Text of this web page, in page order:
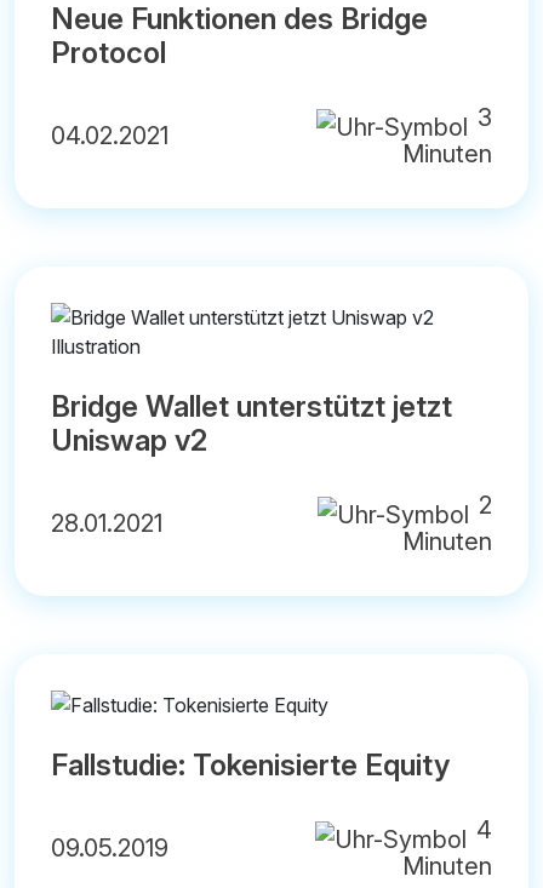
Neue Funktionen des Bridge
Protocol
04.02.2021
3
Minuten
Bridge Wallet unterstützt jetzt
Uniswap v2
28.01.2021
2
Minuten
Fallstudie: Tokenisierte Equity
09.05.2019
4
Minuten